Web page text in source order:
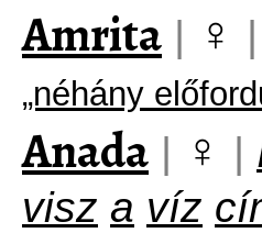
Amrita | ♀ |
„néhány
Anada | ♀ |
visz a víz